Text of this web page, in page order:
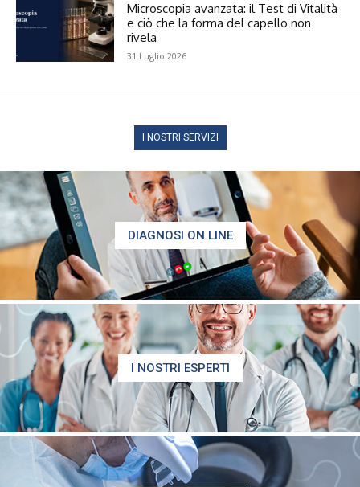
Microscopia avanzata: il Test di Vitalità
e ciò che la forma del capello non
rivela
31 Luglio 2026
I NOSTRI SERVIZI
DIAGNOSI ON LINE
I NOSTRI ESPERTI